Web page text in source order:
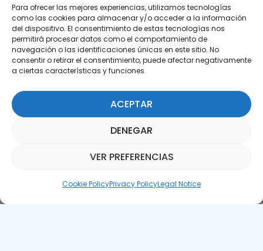
Para ofrecer las mejores experiencias, utilizamos tecnologías
como las cookies para almacenar y/o acceder a la información
del dispositivo. El consentimiento de estas tecnologías nos
permitirá procesar datos como el comportamiento de
navegación o las identificaciones únicas en este sitio. No
consentir o retirar el consentimiento, puede afectar negativamente
a ciertas características y funciones.
ACEPTAR
DENEGAR
VER PREFERENCIAS
Cookie PolicyPrivacy PolicyLegal Notice
Subscribe to our Newsletter
SUBSCRIBE HERE